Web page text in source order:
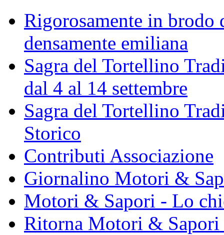
Rigorosamente in brodo
densamente emiliana
Sagra del Tortellino
dal 4 al 14 settembre
Sagra del Tortellino
Storico
Contributi Associazione
Giornalino Motori &
Motori & Sapori - Lo
Ritorna Motori & Sapori